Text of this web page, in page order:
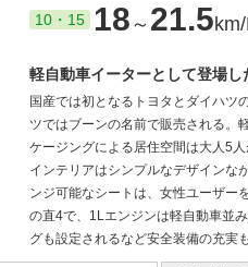
10・15 18 ～ 21.5
軽自動車イーターとして登場し
国産では初となるトヨタとダイハツ
ツではブーンの名前で販売される。
ケージングによる居住空間は大人5
インテリアはシンプルなデザインな
ンジ可能なシートは、女性ユーザー
の直4で、1Lエンジンは軽自動車並
グも設定されるなど安全装備の充実